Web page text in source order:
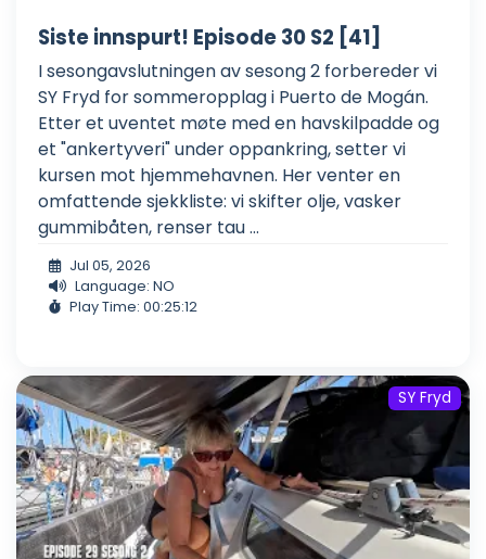
Siste innspurt! Episode 30 S2 [41]
I sesongavslutningen av sesong 2 forbereder vi
SY Fryd for sommeropplag i Puerto de Mogán.
Etter et uventet møte med en havskilpadde og
et "ankertyveri" under oppankring, setter vi
kursen mot hjemmehavnen. Her venter en
omfattende sjekkliste: vi skifter olje, vasker
gummibåten, renser tau ...
Jul 05, 2026
Language: NO
Play Time: 00:25:12
SY Fryd